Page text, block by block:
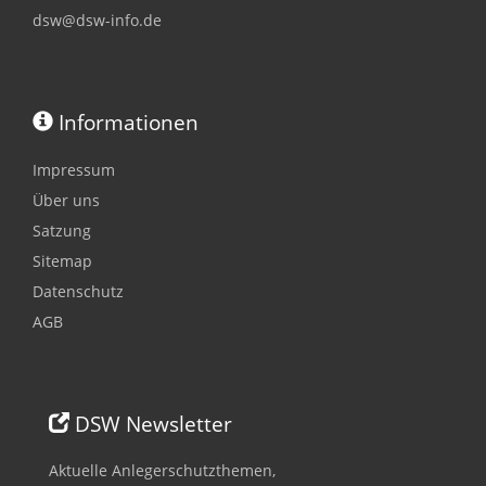
dsw@dsw-info.de
Informationen
Impressum
Über uns
Satzung
Sitemap
Datenschutz
AGB
DSW Newsletter
Aktuelle Anlegerschutzthemen,